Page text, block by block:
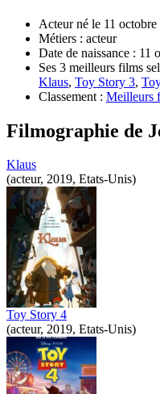
Acteur né le 11
Métiers : acteur
Date de naissance : 11
Ses 3 meilleurs films
Klaus, Toy Story 3,
Classement : Meilleurs
Filmographie de
Klaus
(acteur, 2019, Etats-Unis)
Toy Story 4
(acteur, 2019, Etats-Unis)